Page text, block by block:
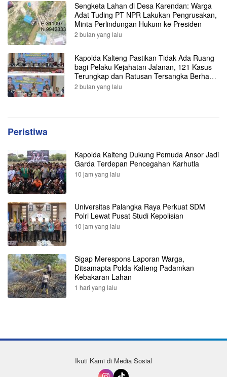
Sengketa Lahan di Desa Karendan: Warga
Adat Tuding PT NPR Lakukan Pengrusakan,
Minta Perlindungan Hukum ke Presiden
2 bulan yang lalu
Kapolda Kalteng Pastikan Tidak Ada Ruang
bagi Pelaku Kejahatan Jalanan, 121 Kasus
Terungkap dan Ratusan Tersangka Berhasil
Dibekuk
2 bulan yang lalu
Peristiwa
Kapolda Kalteng Dukung Pemuda Ansor Jadi
Garda Terdepan Pencegahan Karhutla
10 jam yang lalu
Universitas Palangka Raya Perkuat SDM
Polri Lewat Pusat Studi Kepolisian
10 jam yang lalu
Sigap Merespons Laporan Warga,
Ditsamapta Polda Kalteng Padamkan
Kebakaran Lahan
1 hari yang lalu
Ikuti Kami di Media Sosial